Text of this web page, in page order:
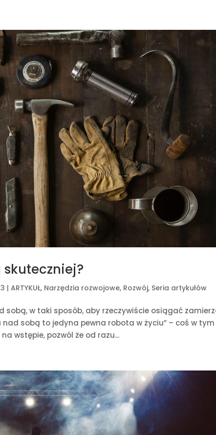
|ARTYKUŁ, Narzędzia rozwojowe, Rozwój, Seria artykułów
w taki sposób, aby rzeczywiście osiągać
sobą to jedyna pewna robota w życiu” – coś w tym
wstępie, pozwól że od razu...